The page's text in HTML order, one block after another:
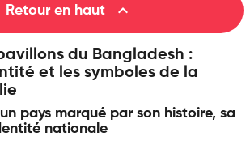
Retour en haut 
du Bangladesh :
et les symboles de la
pays marqué par son histoire, sa
nationale